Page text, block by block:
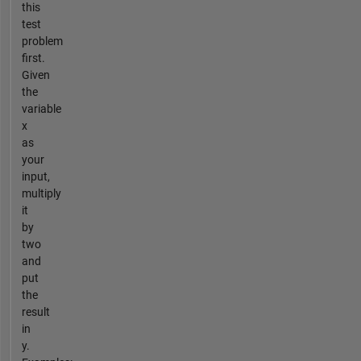
this
test
problem
first.
Given
the
variable
x
as
your
input,
multiply
it
by
two
and
put
the
result
in
y.